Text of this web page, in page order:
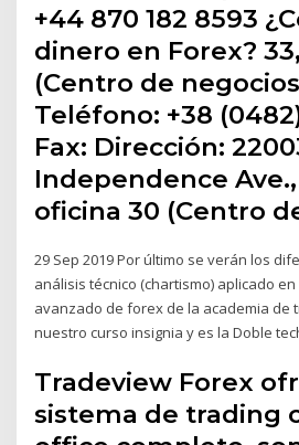
+44 870 182 8593
dinero en Forex?
(Centro de
Teléfono: +38
Fax: Dirección:
Independence Ave.,
oficina 30 (Centro
29 Sep 2019 Por último se verán los
análisis técnico (chartismo) aplicado
avanzado de forex de la academia de
nuestro curso insignia y es la Doble
Tradeview Forex
sistema de trading